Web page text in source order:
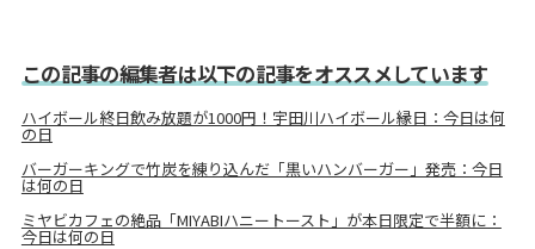
この記事の編集者は以下の記事をオススメしています
ハイボール終日飲み放題が1000円！宇田川ハイボール縁日：今日は何
の日
バーガーキングで竹炭を練り込んだ「黒いハンバーガー」発売：今日
は何の日
ミヤビカフェの絶品「MIYABIハニートースト」が本日限定で半額に：
今日は何の日